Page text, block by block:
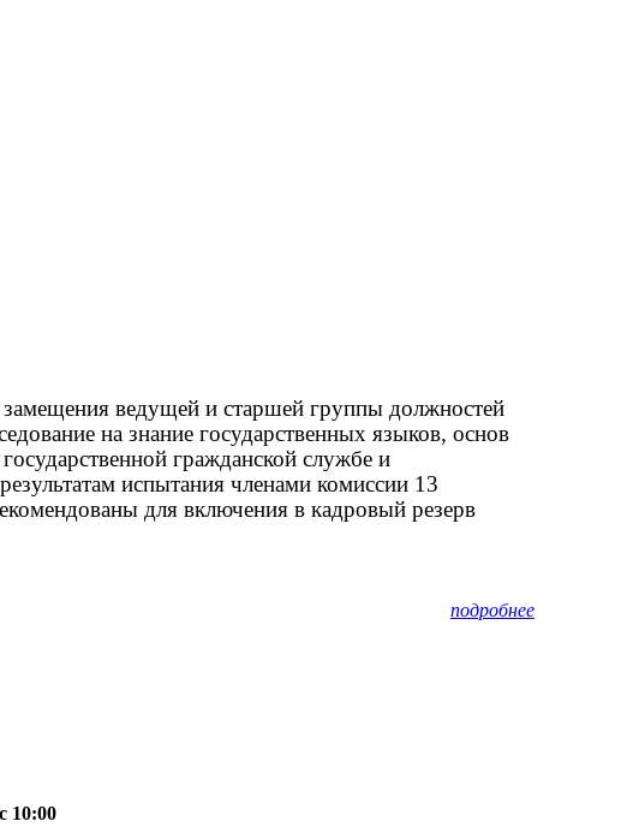
ведущей и старшей группы должностей
на знание государственных языков, основ
гражданской службе и
испытания членами комиссии 13
для включения в кадровый резерв
подробнее
10:00